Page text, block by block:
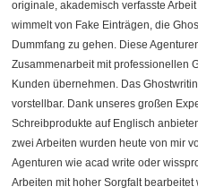
originale, akademisch verfasste
wimmelt von Fake Einträgen, die
Dummfang zu gehen. Diese
Zusammenarbeit mit professionellen
Kunden übernehmen. Das
vorstellbar. Dank unseres großen
Schreibprodukte auf Englisch
zwei Arbeiten wurden heute von mir
Agenturen wie acad write oder
Arbeiten mit hoher Sorgfalt